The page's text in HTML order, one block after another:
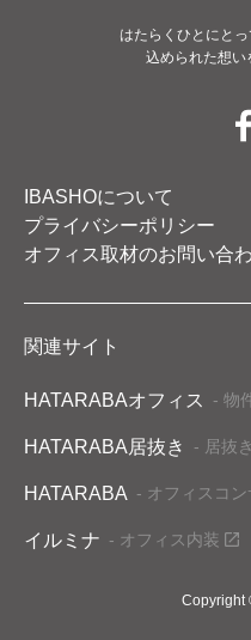
はたらくひとにと
込められた想い
IBASHOについて
プライバシーポリシー
オフィス取材のお問い合
関連サイト
HATARABAオフィス - 物
HATARABA居抜き - 居抜
HATARABA - オフィスコ
イルミナ - オフィス内装
Copyright